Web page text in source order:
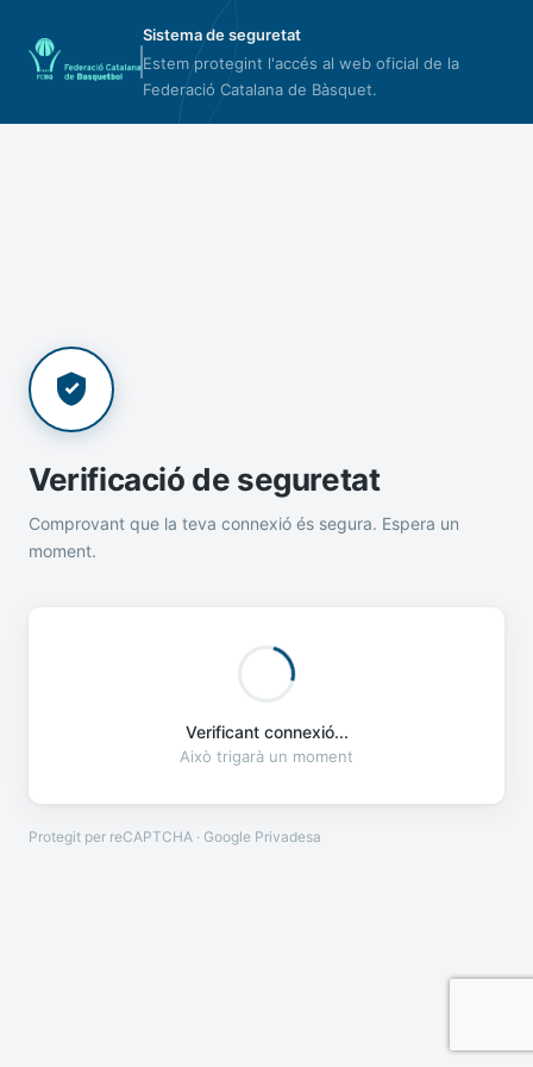
Sistema de seguretat
Estem protegint l'accés al web oficial de la
Federació Catalana de Bàsquet.
Verificació de seguretat
Comprovant que la teva connexió és segura. Espera un
moment.
Verificant connexió...
Això trigarà un moment
Protegit per reCAPTCHA · Google Privadesa